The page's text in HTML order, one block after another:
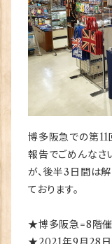
博多阪急での第11
報告でごめんなさ
が、後半3日間は
ております。
★博多阪急=8階